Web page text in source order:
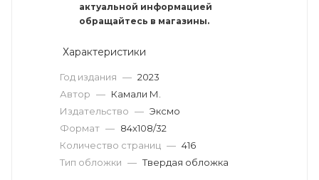
актуальной информацией
обращайтесь в магазины.
Характеристики
Год издания — 2023
Автор — Камали М.
Издательство — Эксмо
Формат — 84x108/32
Количество страниц — 416
Тип обложки — Твердая обложка